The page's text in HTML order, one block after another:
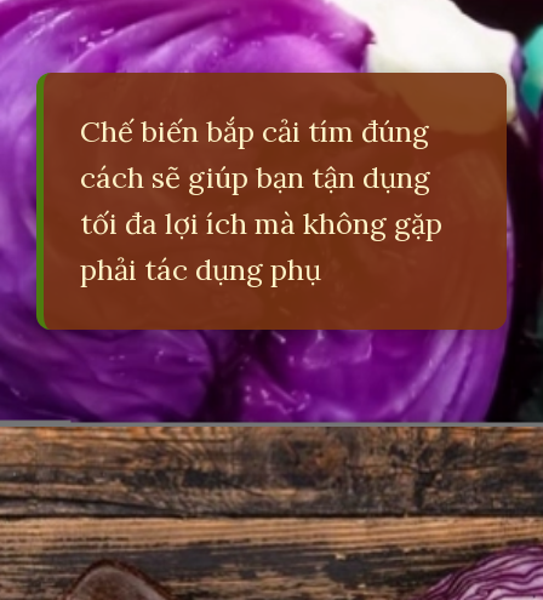
Chế biến bắp cải tím đúng
cách sẽ giúp bạn tận dụng
tối đa lợi ích mà không gặp
phải tác dụng phụ
Đang mởhttps://erci.edu.vn/tac-hai-cua-bap-cai-tim